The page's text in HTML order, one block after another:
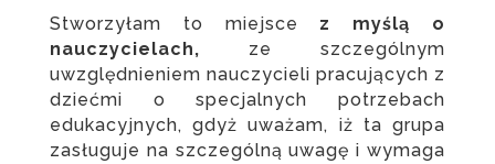
Stworzyłam to miejsce z myślą o
nauczycielach, ze szczególnym
uwzględnieniem nauczycieli pracujących z
dziećmi o specjalnych potrzebach
edukacyjnych, gdyż uważam, iż ta grupa
zasługuje na szczególną uwagę i wymaga